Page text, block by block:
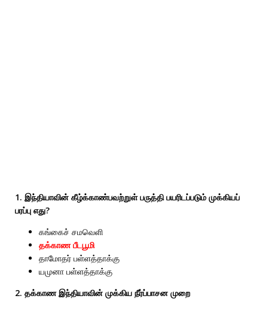
1. இந்தியாவின் கீழ்க்காண்பவற்றுள் பருத்தி பயரிடப்படும் முக்கியப்
பரப்பு எது?
கங்கைச் சமவெளி
தக்காண பீடபூமி
தாமோதர் பள்ளத்தாக்கு
யமுனா பள்ளத்தாக்கு
2. தக்காண இந்தியாவின் முக்கிய நீர்ப்பாசன முறை